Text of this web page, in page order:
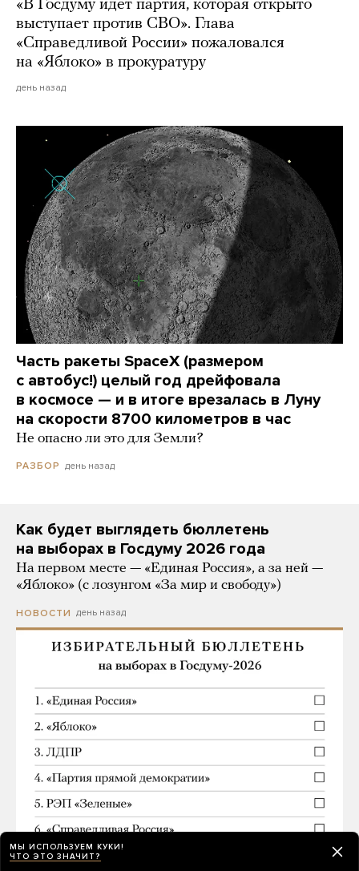
«В Госдуму идет партия, которая открыто
выступает против СВО». Глава
«Справедливой России» пожаловался
на «Яблоко» в прокуратуру
день назад
Часть ракеты SpaceX (размером
с автобус!) целый год дрейфовала
в космосе — и в итоге врезалась в Луну
на скорости 8700 километров в час
Не опасно ли это для Земли?
РАЗБОР день назад
Как будет выглядеть бюллетень
на выборах в Госдуму 2026 года
На первом месте — «Единая Россия», а за ней —
«Яблоко» (с лозунгом «За мир и свободу»)
НОВОСТИ день назад
МЫ ИСПОЛЬЗУЕМ КУКИ!
ЧТО ЭТО ЗНАЧИТ?